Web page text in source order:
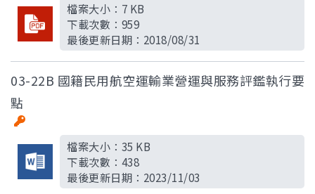
檔案大小： 7 KB
下載次數： 959
最後更新日期： 2018/08/31
03-22B 國籍民用航空運輸業營運與服務評鑑執行要
點
檔案大小： 35 KB
下載次數： 438
最後更新日期： 2023/11/03